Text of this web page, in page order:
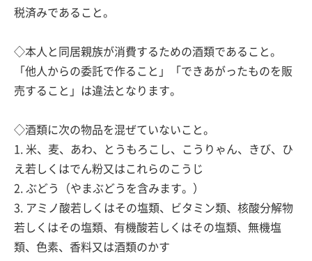
税済みであること。
◇本人と同居親族が消費するための酒類であること。
「他人からの委託で作ること」「できあがったものを販
売すること」は違法となります。
◇酒類に次の物品を混ぜていないこと。
1. 米、麦、あわ、とうもろこし、こうりゃん、きび、ひ
え若しくはでん粉又はこれらのこうじ
2. ぶどう（やまぶどうを含みます。）
3. アミノ酸若しくはその塩類、ビタミン類、核酸分解物
若しくはその塩類、有機酸若しくはその塩類、無機塩
類、色素、香料又は酒類のかす